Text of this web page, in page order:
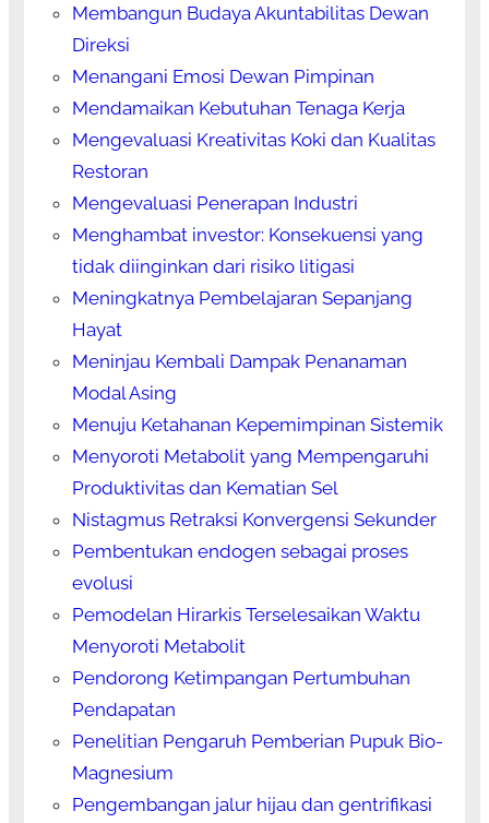
Membangun Budaya Akuntabilitas Dewan
Direksi
Menangani Emosi Dewan Pimpinan
Mendamaikan Kebutuhan Tenaga Kerja
Mengevaluasi Kreativitas Koki dan Kualitas
Restoran
Mengevaluasi Penerapan Industri
Menghambat investor: Konsekuensi yang
tidak diinginkan dari risiko litigasi
Meningkatnya Pembelajaran Sepanjang
Hayat
Meninjau Kembali Dampak Penanaman
Modal Asing
Menuju Ketahanan Kepemimpinan Sistemik
Menyoroti Metabolit yang Mempengaruhi
Produktivitas dan Kematian Sel
Nistagmus Retraksi Konvergensi Sekunder
Pembentukan endogen sebagai proses
evolusi
Pemodelan Hirarkis Terselesaikan Waktu
Menyoroti Metabolit
Pendorong Ketimpangan Pertumbuhan
Pendapatan
Penelitian Pengaruh Pemberian Pupuk Bio-
Magnesium
Pengembangan jalur hijau dan gentrifikasi